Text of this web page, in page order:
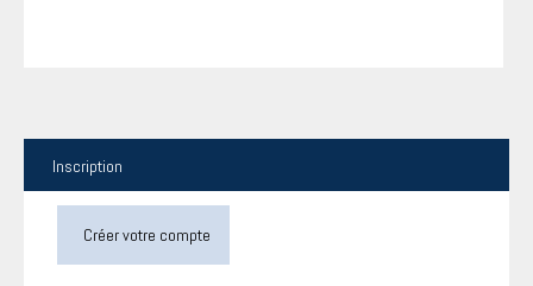
Inscription
Créer votre compte